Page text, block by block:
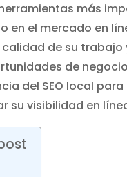
herramientas más
en el mercado en
de su
de
del SEO local
su visibilidad en